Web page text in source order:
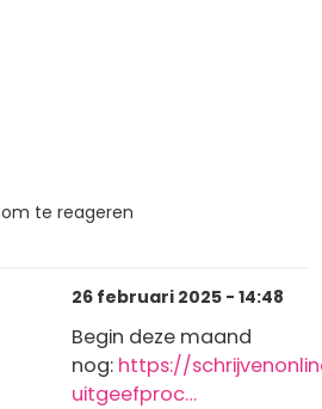
om te reageren
26 februari 2025 - 14:48
Begin deze maand
nog: https://
uitgeefproc…